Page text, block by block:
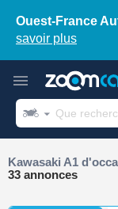
Ouest-France
savoir plus
Kawasaki A1
33 annonces